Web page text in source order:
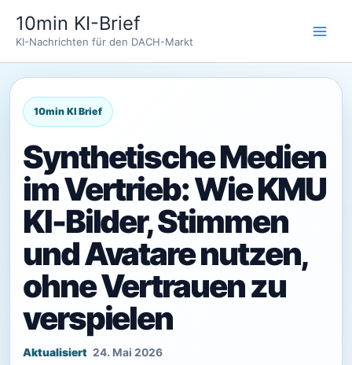
Inhalt
springen
10min KI-Brief
KI-Nachrichten für den DACH-Markt
Synthetische Medien
im Vertrieb: Wie KMU
KI-Bilder, Stimmen
und Avatare nutzen,
ohne Vertrauen zu
verspielen
24. Mai 2026